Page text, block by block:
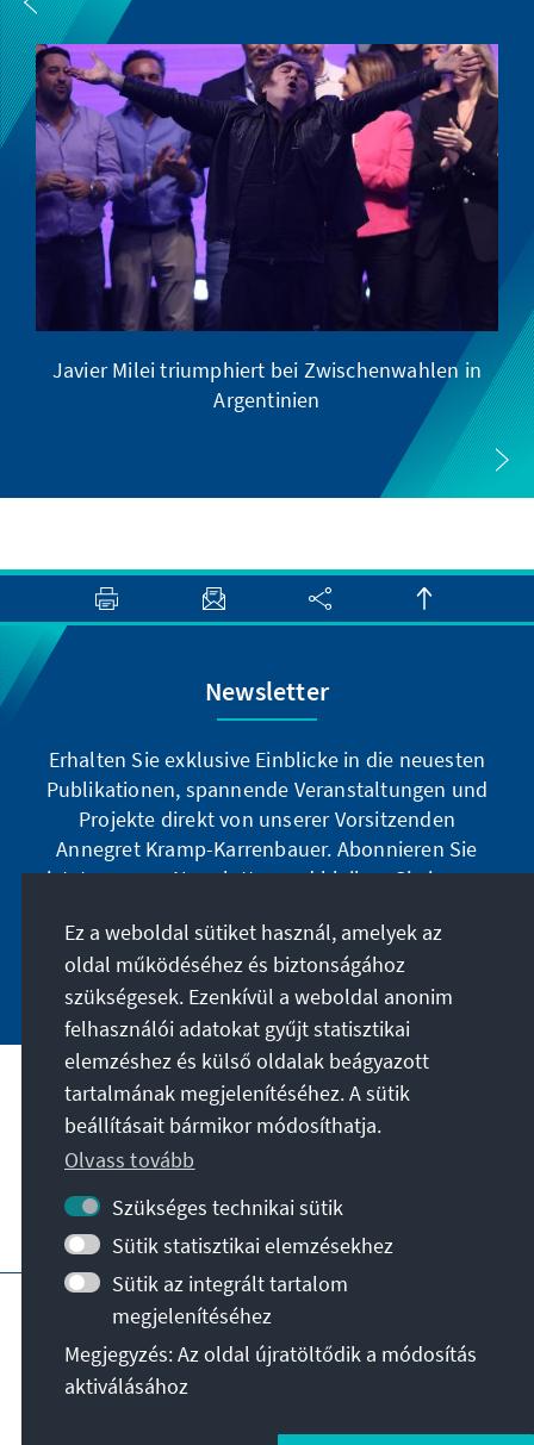
Javier Milei triumphiert bei Zwischenwahlen in
Argentinien
Newsletter
Erhalten Sie exklusive Einblicke in die neuesten
Publikationen, spannende Veranstaltungen und
Projekte direkt von unserer Vorsitzenden
Annegret Kramp-Karrenbauer. Abonnieren Sie
jetzt unseren Newsletter und bleiben Sie immer
Jetzt abonnieren
A célunk
Kapcsolat
További ajánlatok az alapítványtól
Impresszum
Adatvédelem
Felhasználási feltételek
Erklärung zur Barrierefreiheit
Barriere melden
© Konrad-Adenauer-Stiftung e.V. 2026
Ez a weboldal sütiket használ, amelyek az
oldal működéséhez és biztonságához
szükségesek. Ezenkívül a weboldal anonim
felhasználói adatokat gyűjt statisztikai
elemzéshez és külső oldalak beágyazott
tartalmának megjelenítéséhez. A sütik
beállításait bármikor módosíthatja.
Olvass tovább
Szükséges technikai sütik
Sütik statisztikai elemzésekhez
Sütik az integrált tartalom
megjelenítéséhez
Megjegyzés: Az oldal újratöltődik a módosítás
aktiválásához